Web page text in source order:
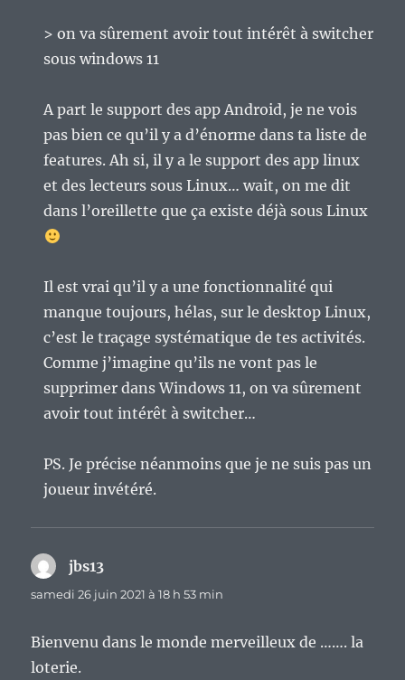
> on va sûrement avoir tout intérêt à switcher
sous windows 11
A part le support des app Android, je ne vois
pas bien ce qu’il y a d’énorme dans ta liste de
features. Ah si, il y a le support des app linux
et des lecteurs sous Linux… wait, on me dit
dans l’oreillette que ça existe déjà sous Linux
Il est vrai qu’il y a une fonctionnalité qui
manque toujours, hélas, sur le desktop Linux,
c’est le traçage systématique de tes activités.
Comme j’imagine qu’ils ne vont pas le
supprimer dans Windows 11, on va sûrement
avoir tout intérêt à switcher…
PS. Je précise néanmoins que je ne suis pas un
joueur invétéré.
jbs13
samedi 26 juin 2021 à 18 h 53 min
Bienvenu dans le monde merveilleux de ……. la
loterie.